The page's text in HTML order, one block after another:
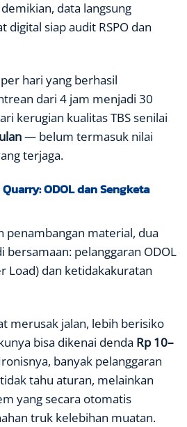
data langsung
siap audit RSPO dan
hari yang berhasil
dari 4 jam menjadi 30
kerugian kualitas TBS senilai
— belum termasuk nilai
terjaga.
ODOL dan Sengketa
penambangan material, dua
bersamaan: pelanggaran ODOL
Load) dan ketidakakuratan
merusak jalan, lebih berisiko
bisa dikenai denda Rp 10–
banyak pelanggaran
tahu aturan, melainkan
yang secara otomatis
truk kelebihan muatan.